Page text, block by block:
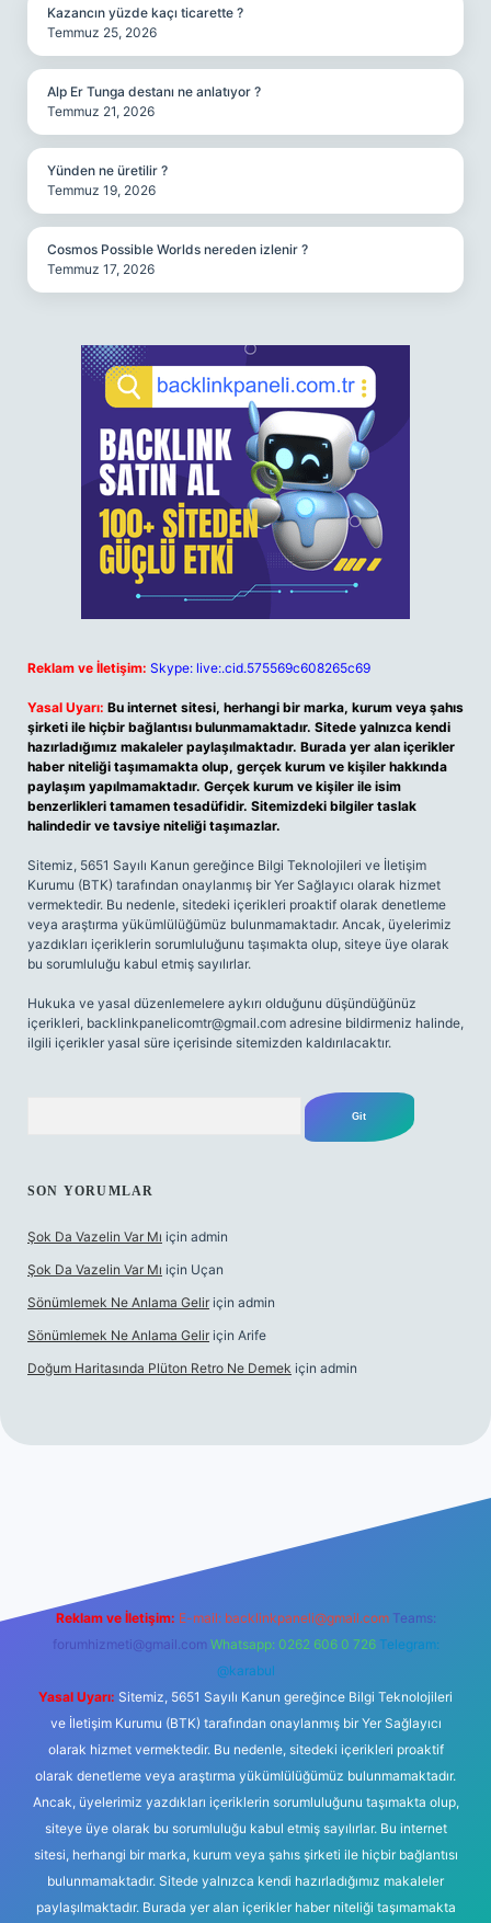
Kazancın yüzde kaçı ticarette ?
Temmuz 25, 2026
Alp Er Tunga destanı ne anlatıyor ?
Temmuz 21, 2026
Yünden ne üretilir ?
Temmuz 19, 2026
Cosmos Possible Worlds nereden izlenir ?
Temmuz 17, 2026
Reklam ve İletişim: Skype: live:.cid.575569c608265c69
Yasal Uyarı: Bu internet sitesi, herhangi bir marka, kurum veya şahıs
şirketi ile hiçbir bağlantısı bulunmamaktadır. Sitede yalnızca kendi
hazırladığımız makaleler paylaşılmaktadır. Burada yer alan içerikler
haber niteliği taşımamakta olup, gerçek kurum ve kişiler hakkında
paylaşım yapılmamaktadır. Gerçek kurum ve kişiler ile isim
benzerlikleri tamamen tesadüfidir. Sitemizdeki bilgiler taslak
halindedir ve tavsiye niteliği taşımazlar.
Sitemiz, 5651 Sayılı Kanun gereğince Bilgi Teknolojileri ve İletişim
Kurumu (BTK) tarafından onaylanmış bir Yer Sağlayıcı olarak hizmet
vermektedir. Bu nedenle, sitedeki içerikleri proaktif olarak denetleme
veya araştırma yükümlülüğümüz bulunmamaktadır. Ancak, üyelerimiz
yazdıkları içeriklerin sorumluluğunu taşımakta olup, siteye üye olarak
bu sorumluluğu kabul etmiş sayılırlar.
Hukuka ve yasal düzenlemelere aykırı olduğunu düşündüğünüz
içerikleri, backlinkpanelicomtr@gmail.com adresine bildirmeniz halinde,
ilgili içerikler yasal süre içerisinde sitemizden kaldırılacaktır.
SON YORUMLAR
Şok Da Vazelin Var Mı için admin
Şok Da Vazelin Var Mı için Uçan
Sönümlemek Ne Anlama Gelir için admin
Sönümlemek Ne Anlama Gelir için Arife
Doğum Haritasında Plüton Retro Ne Demek için admin
Reklam ve İletişim: E-mail: backlinkpaneli@gmail.com Teams:
forumhizmeti@gmail.com Whatsapp: 0262 606 0 726 Telegram:
@karabul
Yasal Uyarı: Sitemiz, 5651 Sayılı Kanun gereğince Bilgi Teknolojileri
ve İletişim Kurumu (BTK) tarafından onaylanmış bir Yer Sağlayıcı
olarak hizmet vermektedir. Bu nedenle, sitedeki içerikleri proaktif
olarak denetleme veya araştırma yükümlülüğümüz bulunmamaktadır.
Ancak, üyelerimiz yazdıkları içeriklerin sorumluluğunu taşımakta olup,
siteye üye olarak bu sorumluluğu kabul etmiş sayılırlar. Bu internet
sitesi, herhangi bir marka, kurum veya şahıs şirketi ile hiçbir bağlantısı
bulunmamaktadır. Sitede yalnızca kendi hazırladığımız makaleler
paylaşılmaktadır. Burada yer alan içerikler haber niteliği taşımamakta